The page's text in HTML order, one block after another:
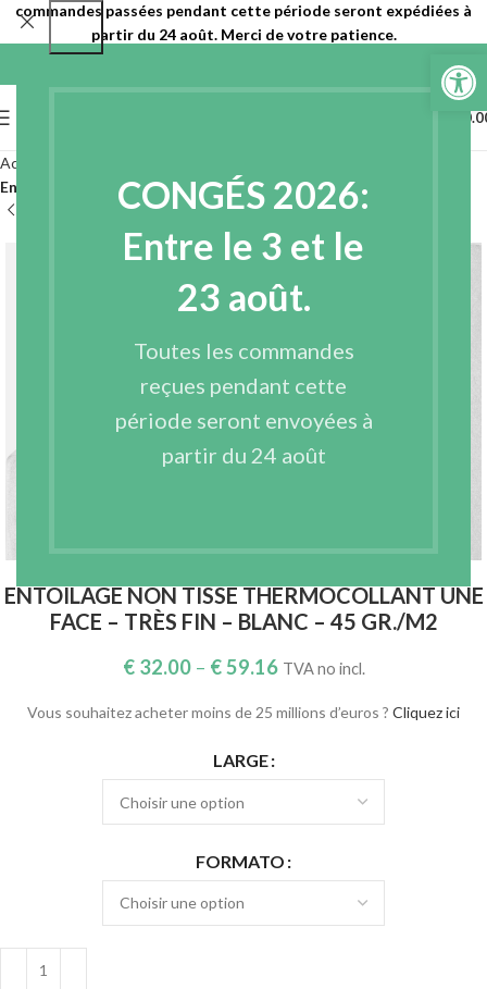
CONGÉS 2026:
Entre le 3 et le
23 août.
Toutes les commandes
reçues pendant cette
période seront envoyées à
partir du 24 août
Ouvrir
Accueil
Entoilages non tissés thermocollant 1 face ou double face
ENTOILAGE NON TISSÉ THERMOCOLLANT UNE
FACE – TRÈS FIN – BLANC – 45 GR./M2
€32.00– €59.16 TVA no incl.
Vous souhaitez acheter moins de 25 millions d’euros ? Cliquez ici
LARGE
FORMATO
commandes passées pendant cette période seront expédiées à
partir du 24 août. Merci de votre patience.